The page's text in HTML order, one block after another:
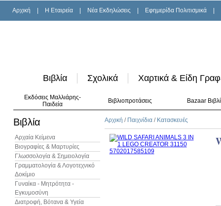
Αρχική H Εταιρεία Νέα Εκδηλώσεις Εφημερίδα Πολιτισμικά
Βιβλία Σχολικά Χαρτικά & Είδη
Εκδόσεις Μαλλιάρης-
Παιδεία
Βιβλιοπροτάσεις Bazaar
Βιβλία
Αρχαία Κείμενα
Βιογραφίες & Μαρτυρίες
Γλωσσολογία & Σημειολογία
Γραμματολογία & Λογοτεχνικό
Δοκίμιο
Γυναίκα - Μητρότητα -
Εγκυμοσύνη
Διατροφή, Βότανα & Υγεία
Αρχική / Παιχνίδια / Κατασκευές